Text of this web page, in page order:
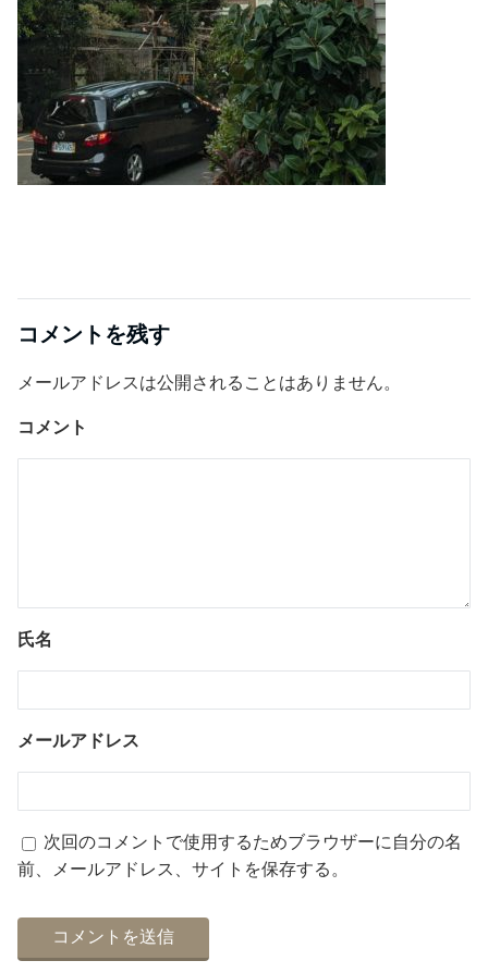
コメントを残す
メールアドレスは公開されることはありません。
コメント
氏名
メールアドレス
次回のコメントで使用するためブラウザーに自分の名
前、メールアドレス、サイトを保存する。